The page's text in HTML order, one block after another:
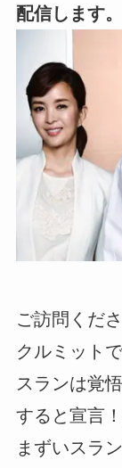
配信します。
ご訪問くだ
クルミット
スランは覚
すると宣言
まずいスラ